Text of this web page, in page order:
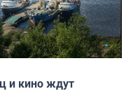
и кино ждут